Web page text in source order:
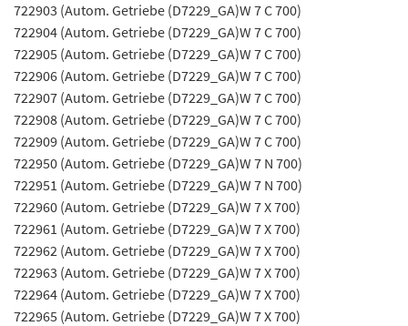
722903 (Autom. Getriebe (D7229_GA)W 7 C 700)
722904 (Autom. Getriebe (D7229_GA)W 7 C 700)
722905 (Autom. Getriebe (D7229_GA)W 7 C 700)
722906 (Autom. Getriebe (D7229_GA)W 7 C 700)
722907 (Autom. Getriebe (D7229_GA)W 7 C 700)
722908 (Autom. Getriebe (D7229_GA)W 7 C 700)
722909 (Autom. Getriebe (D7229_GA)W 7 C 700)
722950 (Autom. Getriebe (D7229_GA)W 7 N 700)
722951 (Autom. Getriebe (D7229_GA)W 7 N 700)
722960 (Autom. Getriebe (D7229_GA)W 7 X 700)
722961 (Autom. Getriebe (D7229_GA)W 7 X 700)
722962 (Autom. Getriebe (D7229_GA)W 7 X 700)
722963 (Autom. Getriebe (D7229_GA)W 7 X 700)
722964 (Autom. Getriebe (D7229_GA)W 7 X 700)
722965 (Autom. Getriebe (D7229_GA)W 7 X 700)